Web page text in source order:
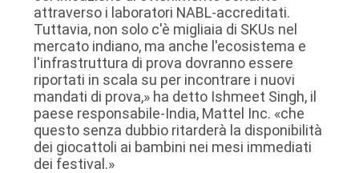
attraverso i laboratori NABL-accreditati.
Tuttavia, non solo c'è migliaia di SKUs nel
mercato indiano, ma anche l'ecosistema e
l'infrastruttura di prova dovranno essere
riportati in scala su per incontrare i nuovi
mandati di prova,» ha detto Ishmeet Singh, il
paese responsabile-India, Mattel Inc. «che
questo senza dubbio ritarderà la disponibilità
dei giocattoli ai bambini nei mesi immediati
dei festival.»